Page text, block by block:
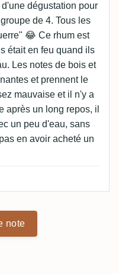
dégustation pour
de 4. Tous les
😂 Ce rhum est
était en feu quand ils
Les notes de bois et
et prennent le
mauvaise et il n'y a
après un long repos, il
un peu d'eau, sans
en avoir acheté un
note